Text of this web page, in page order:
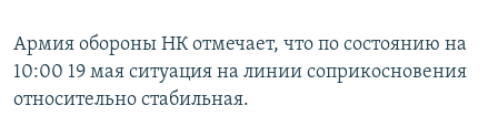
Армия обороны НК отмечает, что по состоянию на
10:00 19 мая ситуация на линии соприкосновения
относительно стабильная.